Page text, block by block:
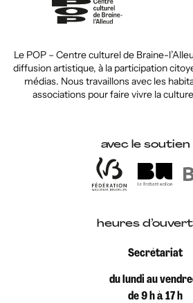
Le POP – Centre culturel de Braine-
diffusion artistique, à la participation
médias. Nous travaillons avec les
associations pour faire vivre la
avec le soutien
heures
Secrétariat
du lundi au
de 9 h à 17 h